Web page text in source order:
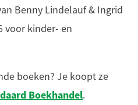
Benny Lindelauf & Ingrid
voor kinder- en
boeken? Je koopt ze
Boekhandel.